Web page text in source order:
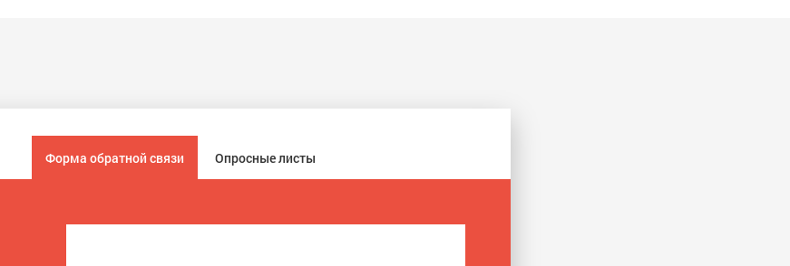
Форма обратной связи Опросные листы